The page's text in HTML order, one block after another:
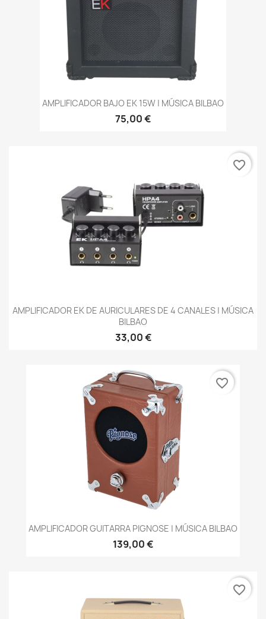
AMPLIFICADOR BAJO EK 15W | MÚSICA BILBAO
75,00 €
AMPLIFICADOR EK DE AURICULARES DE 4 CANALES | MÚSICA
BILBAO
33,00 €
favorite_border
AMPLIFICADOR GUITARRA PIGNOSE | MÚSICA BILBAO
139,00 €
favorite_border
favorite_border